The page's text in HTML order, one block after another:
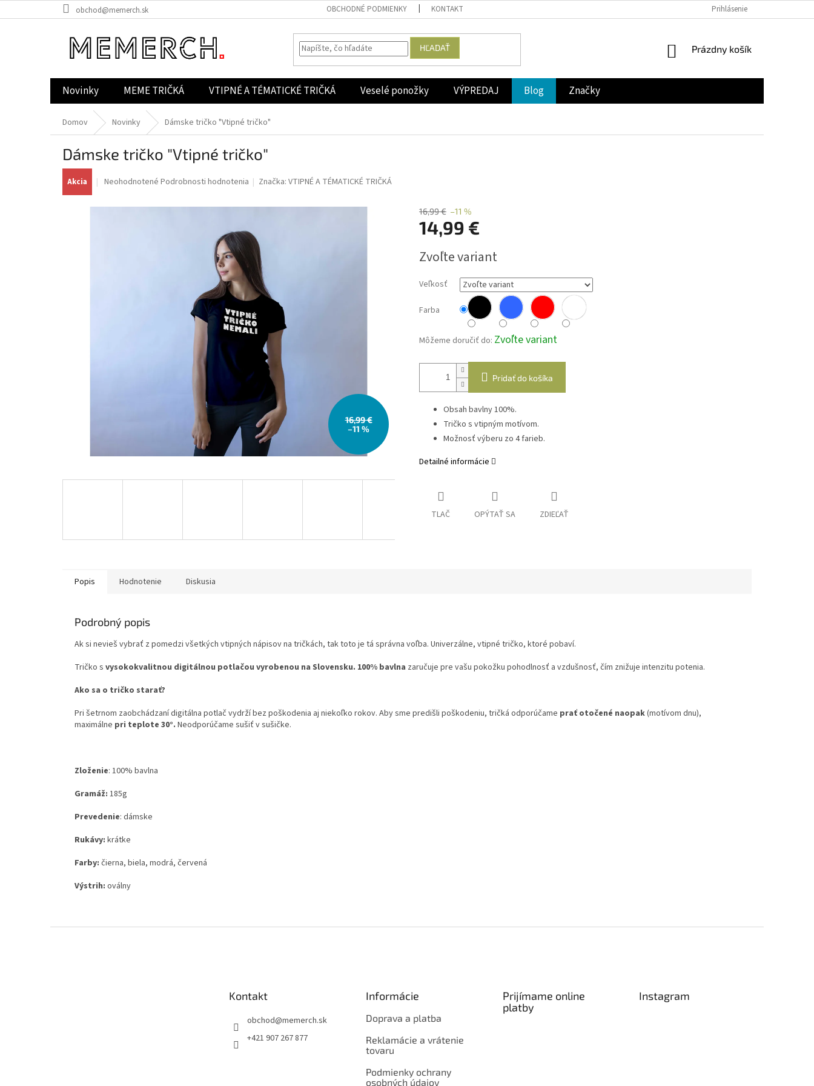
na
obchod@memerch.sk OBCHODNÉ PODMIENKY KONTAKT Prihlásenie
HĽADAŤ
NÁKUPNÝ
Prázdny košík
Novinky MEME TRIČKÁ VTIPNÉ A TÉMATICKÉ TRIČKÁ Veselé ponožky VÝPREDAJ Blog Značky
Domov Novinky Dámske tričko "Vtipné tričko"
Dámske tričko "Vtipné tričko"
Akcia
Priemerné
produktu
Neohodnotené Podrobnosti hodnotenia Značka:VTIPNÉ A TÉMATICKÉ TRIČKÁ
16,99 €
–11 %
16,99 € –11 %
14,99 €
cena:
Zvoľte variant
Veľkosť
Farba
Môžeme doručiť do: Zvoľte variant
Pridať do košíka
Obsah bavlny 100%.
Tričko s vtipným motívom.
Možnosť výberu zo 4 farieb.
Detailné informácie
TLAČ OPÝTAŤ SA ZDIEĽAŤ
Popis Hodnotenie Diskusia
Podrobný popis
Ak si nevieš vybrať z pomedzi všetkých vtipných nápisov na tričkách, tak toto je tá správna voľba. Univerzálne, vtipné tričko, ktoré pobaví.
Tričko s vysokokvalitnou digitálnou potlačou vyrobenou na Slovensku. 100% bavlna zaručuje pre vašu pokožku pohodlnosť a vzdušnosť, čím znižuje intenzitu potenia.
Ako sa o tričko starať?
Pri šetrnom zaobchádzaní digitálna potlač vydrží bez poškodenia aj niekoľko rokov. Aby sme predišli poškodeniu, tričká odporúčame prať otočené naopak(motívom dnu),
maximálne pri teplote 30°. Neodporúčame sušiť v sušičke.
Zloženie: 100% bavlna
Gramáž: 185g
Prevedenie: dámske
Rukávy: krátke
Farby: čierna, biela, modrá, červená
Výstrih: oválny
Kontakt
obchod@memerch.sk
+421 907 267 877
Informácie
Doprava a platba
Reklamácie a vrátenie
tovaru
Podmienky ochrany
osobných údajov
Prijímame online
platby
Instagram